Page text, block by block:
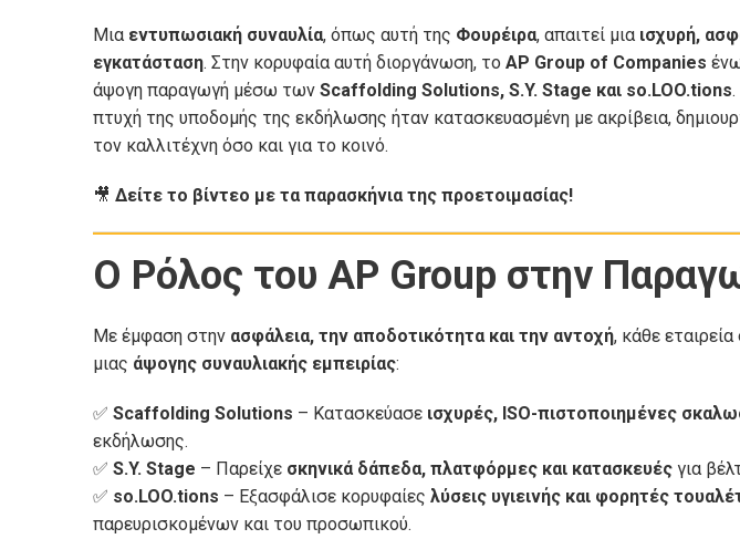
Μια εντυπωσιακή συναυλία, όπως αυτή της Φουρέιρα, απαιτεί μια ισχυρή,
εγκατάσταση. Στην κορυφαία αυτή διοργάνωση, το AP Group of Companies
άψογη παραγωγή μέσω των Scaffolding Solutions, S.Y. Stage και so.LOO.tions
πτυχή της υποδομής της εκδήλωσης ήταν κατασκευασμένη με ακρίβεια,
τον καλλιτέχνη όσο και για το κοινό.
🎥 Δείτε το βίντεο με τα παρασκήνια της προετοιμασίας!
Ο Ρόλος του AP Group στην
Με έμφαση στην ασφάλεια, την αποδοτικότητα και την αντοχή, κάθε
μιας άψογης συναυλιακής εμπειρίας:
✅ Scaffolding Solutions – Κατασκεύασε ισχυρές, ISO-πιστοποιημένες
εκδήλωσης.
✅ S.Y. Stage – Παρείχε σκηνικά δάπεδα, πλατφόρμες και κατασκευές για
✅ so.LOO.tions – Εξασφάλισε κορυφαίες λύσεις υγιεινής και φορητές
παρευρισκομένων και του προσωπικού.